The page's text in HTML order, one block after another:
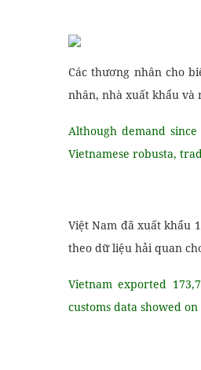
Các thương nhân cho
nhân, nhà xuất khẩu và
Although demand
Vietnamese robusta,
Việt Nam đã xuất khẩu
theo dữ liệu hải quan
Vietnam exported
customs data showed on